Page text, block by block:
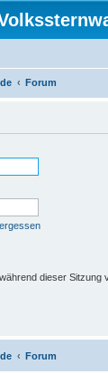
Forum
dieser Sitzung
Forum